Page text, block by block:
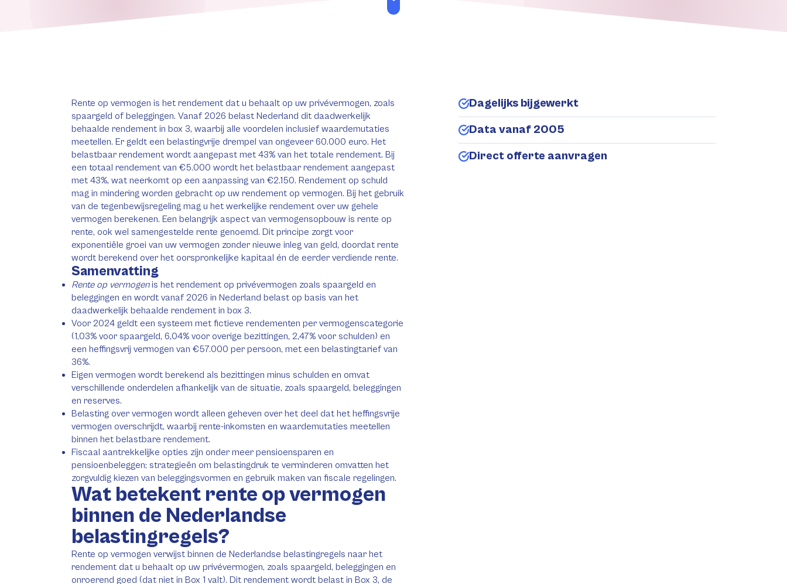
Rente op vermogen is het rendement dat u behaalt op uw privévermogen, zoals
spaargeld of beleggingen. Vanaf 2026 belast Nederland dit daadwerkelijk
behaalde rendement in box 3, waarbij alle voordelen inclusief waardemutaties
meetellen. Er geldt een belastingvrije drempel van ongeveer 60.000 euro. Het
belastbaar rendement wordt aangepast met 43% van het totale rendement. Bij
een totaal rendement van €5.000 wordt het belastbaar rendement aangepast
met 43%, wat neerkomt op een aanpassing van €2.150. Rendement op schuld
mag in mindering worden gebracht op uw rendement op vermogen. Bij het gebruik
van de tegenbewijsregeling mag u het werkelijke rendement over uw gehele
vermogen berekenen. Een belangrijk aspect van vermogensopbouw is rente op
rente, ook wel samengestelde rente genoemd. Dit principe zorgt voor
exponentiële groei van uw vermogen zonder nieuwe inleg van geld, doordat rente
wordt berekend over het oorspronkelijke kapitaal én de eerder verdiende rente.
Samenvatting
Rente op vermogenis het rendement op privévermogen zoals spaargeld en
beleggingen en wordt vanaf 2026 in Nederland belast op basis van het
daadwerkelijk behaalde rendement in box 3.
Voor 2024 geldt een systeem met fictieve rendementen per vermogenscategorie
(1,03% voor spaargeld, 6,04% voor overige bezittingen, 2,47% voor schulden) en
een heffingsvrij vermogen van €57.000 per persoon, met een belastingtarief van
36%.
Eigen vermogen wordt berekend als bezittingen minus schulden en omvat
verschillende onderdelen afhankelijk van de situatie, zoals spaargeld, beleggingen
en reserves.
Belasting over vermogen wordt alleen geheven over het deel dat het heffingsvrije
vermogen overschrijdt, waarbij rente-inkomsten en waardemutaties meetellen
binnen het belastbare rendement.
Fiscaal aantrekkelijke opties zijn onder meer pensioensparen en
pensioenbeleggen; strategieën om belastingdruk te verminderen omvatten het
zorgvuldig kiezen van beleggingsvormen en gebruik maken van fiscale regelingen.
Wat betekent rente op vermogen
binnen de Nederlandse
belastingregels?
Rente op vermogen verwijst binnen de Nederlandse belastingregels naar het
rendement dat u behaalt op uw privévermogen, zoals spaargeld, beleggingen en
onroerend goed (dat niet in Box 1 valt). Dit rendement wordt belast in Box 3, de
Dagelijks bijgewerkt
Data vanaf 2005
Direct offerte aanvragen